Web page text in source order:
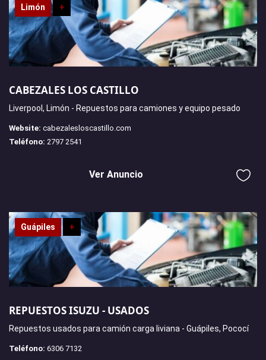
Limón +
CABEZALES LOS CASTILLO
Liverpool, Limón - Repuestos para camiones y equipo pesado
Website: cabezalesloscastillo.com
Teléfono: 2797 2541
Ver Anuncio
Guápiles +
REPUESTOS ISUZU - USADOS
Repuestos usados para camión carga liviana - Guápiles, Pococí
Teléfono: 6306 7132